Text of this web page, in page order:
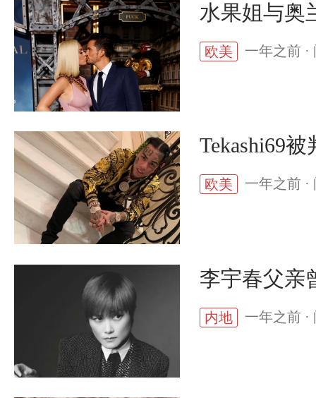
水果姐与奥
欧美 一年之前 ·
Tekashi69
欧美 一年之前 ·
李宇春父亲
内地 一年之前 ·